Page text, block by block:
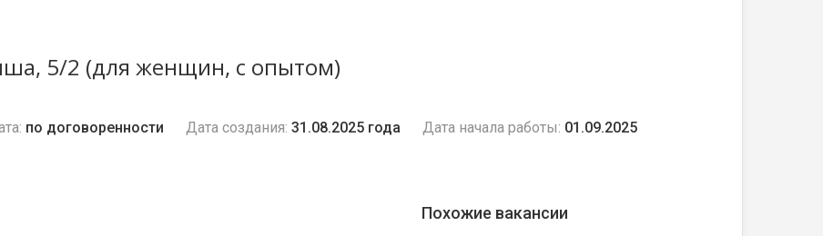
5/2 (для женщин, с опытом)
по договоренности Дата создания: 31.08.2025 года Дата начала работы: 01.09.2025
Похожие вакансии